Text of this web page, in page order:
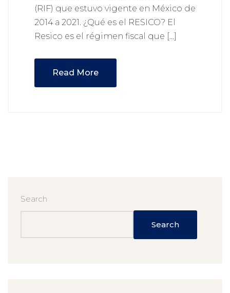
(RIF) que estuvo vigente en México de
2014 a 2021. ¿Qué es el RESICO? El
Resico es el régimen fiscal que […]
Read More
Search
Search